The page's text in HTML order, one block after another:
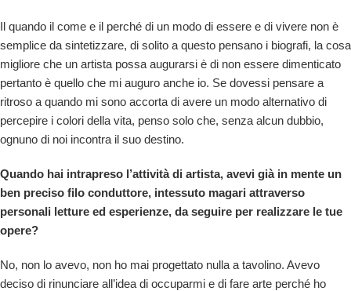
Il quando il come e il perché di un modo di essere e di vivere non è
semplice da sintetizzare, di solito a questo pensano i biografi, la cosa
migliore che un artista possa augurarsi è di non essere dimenticato
pertanto è quello che mi auguro anche io. Se dovessi pensare a
ritroso a quando mi sono accorta di avere un modo alternativo di
percepire i colori della vita, penso solo che, senza alcun dubbio,
ognuno di noi incontra il suo destino.
Quando hai intrapreso l’attività di artista, avevi già in mente un
ben preciso filo conduttore, intessuto magari attraverso
personali letture ed esperienze, da seguire per realizzare le tue
opere?
No, non lo avevo, non ho mai progettato nulla a tavolino. Avevo
deciso di rinunciare all’idea di occuparmi e di fare arte perché ho